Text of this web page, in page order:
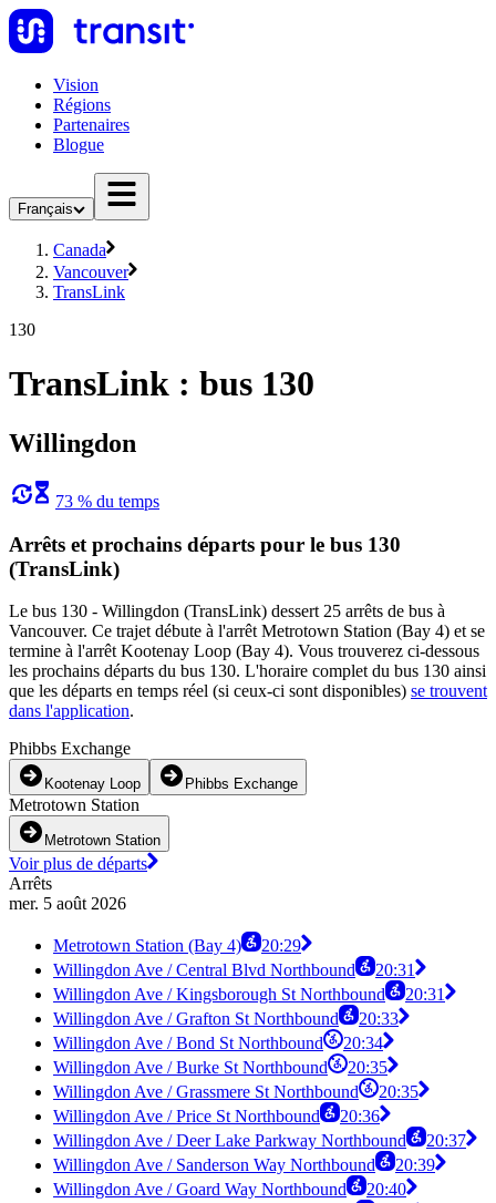
Vision
Régions
Partenaires
Blogue
Français
Canada
Vancouver
TransLink
130
TransLink : bus 130
Willingdon
73 % du temps
Arrêts et prochains départs pour le bus 130
(TransLink)
Le bus 130 - Willingdon (TransLink) dessert 25 arrêts de bus à
Vancouver. Ce trajet débute à l'arrêt Metrotown Station (Bay 4) et se
termine à l'arrêt Kootenay Loop (Bay 4). Vous trouverez ci-dessous
les prochains départs du bus 130. L'horaire complet du bus 130 ainsi
que les départs en temps réel (si ceux-ci sont disponibles) se trouvent
dans l'application.
Phibbs Exchange
Kootenay Loop Phibbs Exchange
Metrotown Station
Metrotown Station
Voir plus de départs
Arrêts
mer. 5 août 2026
Metrotown Station (Bay 4)
20:29
Willingdon Ave / Central Blvd Northbound
20:31
Willingdon Ave / Kingsborough St Northbound
20:31
Willingdon Ave / Grafton St Northbound
20:33
Willingdon Ave / Bond St Northbound
20:34
Willingdon Ave / Burke St Northbound
20:35
Willingdon Ave / Grassmere St Northbound
20:35
Willingdon Ave / Price St Northbound
20:36
Willingdon Ave / Deer Lake Parkway Northbound
20:37
Willingdon Ave / Sanderson Way Northbound
20:39
Willingdon Ave / Goard Way Northbound
20:40